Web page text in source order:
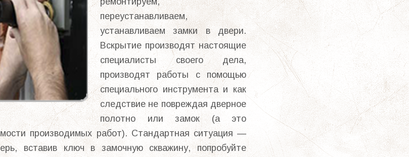
переустанавливаем,
устанавливаем замки в двери.
Вскрытие производят настоящие
специалисты своего дела,
производят работы с помощью
специального инструмента и как
следствие не повреждая дверное
полотно или замок (а это
производимых работ). Стандартная ситуация —
вставив ключ в замочную скважину, попробуйте